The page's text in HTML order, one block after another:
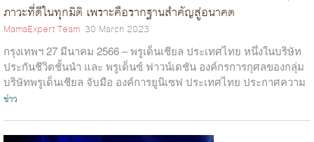
ภาวะที่ดีในทุกมิติ เพราะคือรากฐานสำคัญสู่อนาคต
MamaExpert Team 30 March 2023
กรุงเทพฯ 27 มีนาคม 2566 – พรูเด็นเชียล ประเทศไทย หนึ่งในบริษัท
ประกันชีวิตชั้นนำ และ พรูเด็นซ์ ฟาวน์เดชัน องค์กรการกุศลของกลุ่ม
บริษัทพรูเด็นเชียล จับมือ องค์การยูนิเซฟ ประเทศไทย ประกาศความ
ร่วมมือ...
ข่าว